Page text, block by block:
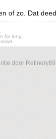
of zo. Dat
for long.
door Refinery89